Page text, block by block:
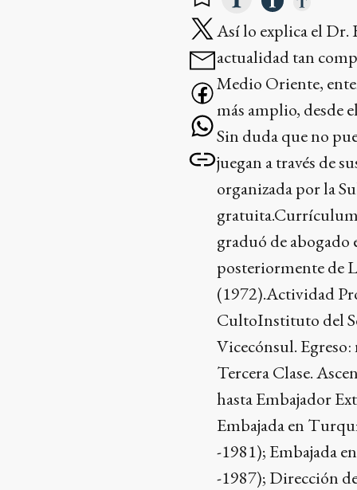
Así lo explica el Dr.
actualidad tan
Medio Oriente,
más amplio, desde
Sin duda que no
juegan a través de
organizada por la
graduó de
posteriormente de
(1972).Actividad
CultoInstituto del
Vicecónsul.
Tercera Clase.
hasta Embajador
Embajada en
-1981); Embajada
-1987); Dirección